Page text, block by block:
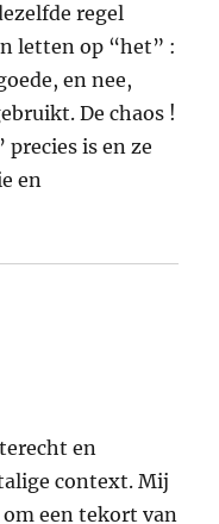
regel
letten op “het” :
en nee,
De chaos !
is en ze
en
en
context. Mij
een tekort van